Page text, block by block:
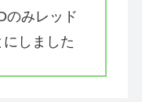
のみレッド
しました